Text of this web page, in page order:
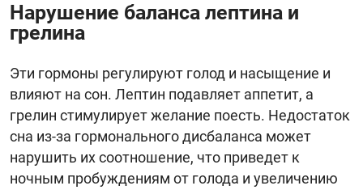
Нарушение баланса лептина и
грелина
Эти гормоны регулируют голод и насыщение и
влияют на сон. Лептин подавляет аппетит, а
грелин стимулирует желание поесть. Недостаток
сна из-за гормонального дисбаланса может
нарушить их соотношение, что приведет к
ночным пробуждениям от голода и увеличению